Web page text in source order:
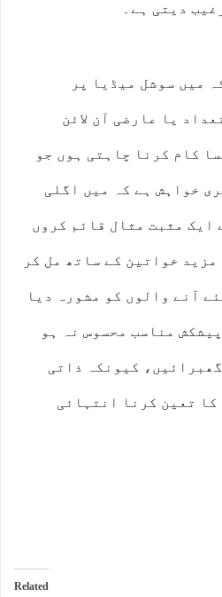
دیتی ہے۔
میں سوشل میڈیا پر
یا عارضی آن لائن
کام کرنا چاہتی ہوں جو
خواہش ہے کہ میں اگلی
ایک مثبت مثال قائم کروں
خواتین کے ساتھ مل کر
آنے والوں کو مشورہ دیا
مناسب محسوس نہ ہو
کیونکہ ذاتی
کا تعین کرنا انتہائی
Related